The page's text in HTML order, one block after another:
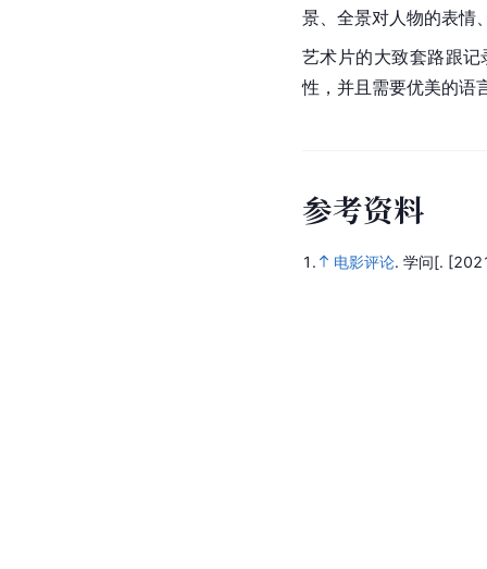
景、全景对人物的表情
艺术片的大致套路跟
性，并且需要优美的语
参考资料
1. 电影评论. 学问[.